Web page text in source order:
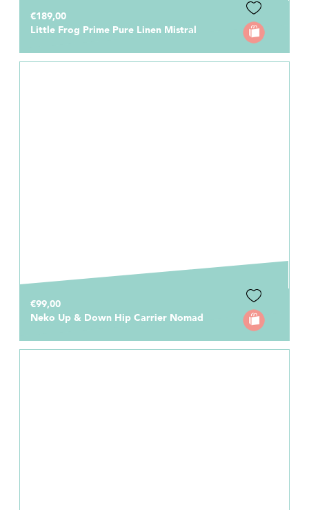
€189,00
Little Frog Prime Pure Linen Mistral
€99,00
Neko Up & Down Hip Carrier Nomad